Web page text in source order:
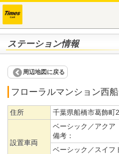
ステーション情報
周辺地図に戻る
フローラルマンション西船
住所 千葉県船橋市葛飾町
設置車両
ベーシック／アクア
備考：
ベーシック／スイフ